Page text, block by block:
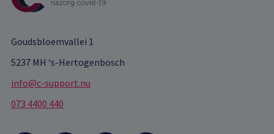
Goudsbloemvallei 1
5237 MH ‘s-Hertogenbosch
info@c-support.nu
073 4400 440